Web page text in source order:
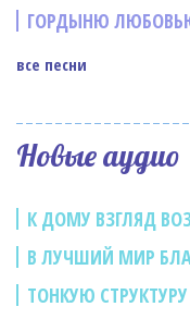
ГОРДЫНЮ
все песни
Новые аудио
К ДОМУ ВЗГЛЯД
В ЛУЧШИЙ МИР
ТОНКУЮ